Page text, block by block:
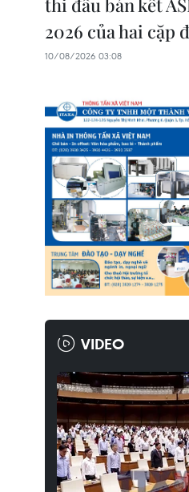
thi đấu bán kết
2026 của hai cặp
10/08/2026 03:08
VIDEO